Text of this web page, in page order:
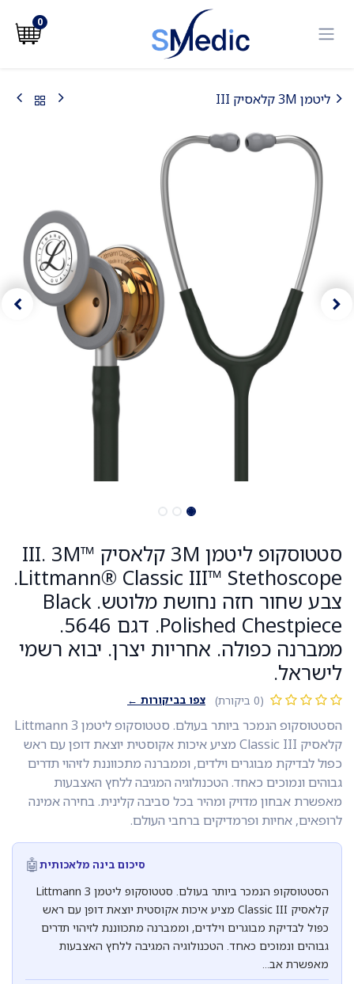
0
ליטמן 3M קלאסיק III
סטטוסקופ ליטמן 3M קלאסיק III. 3M™
Littmann® Classic III™ Stethoscope.
צבע שחור חזה נחושת מלוטש. Black
Polished Chestpiece. דגם 5646.
ממברנה כפולה. אחריות יצרן. יבוא רשמי
לישראל.
(0 ביקורת) צפו בביקורות ←
הסטטוסקופ הנמכר ביותר בעולם. סטטוסקופ ליטמן Littmann 3
קלאסיק Classic III מציע איכות אקוסטית יוצאת דופן עם ראש
כפול לבדיקת מבוגרים וילדים, וממברנה מתכווננת לזיהוי תדרים
גבוהים ונמוכים כאחד. הטכנולוגיה המגיבה ללחץ האצבעות
מאפשרת אבחון מדויק ומהיר בכל סביבה קלינית. בחירה אמינה
לרופאים, אחיות ופרמדיקים ברחבי העולם.
סיכום בינה מלאכותית🤖
הסטטוסקופ הנמכר ביותר בעולם. סטטוסקופ ליטמן Littmann 3
קלאסיק Classic III מציע איכות אקוסטית יוצאת דופן עם ראש
כפול לבדיקת מבוגרים וילדים, וממברנה מתכווננת לזיהוי תדרים
גבוהים ונמוכים כאחד. הטכנולוגיה המגיבה ללחץ האצבעות
מאפשרת אב...